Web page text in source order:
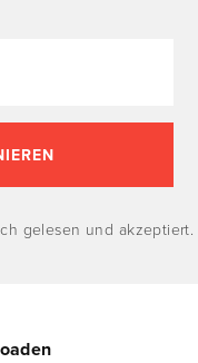
gelesen und akzeptiert.